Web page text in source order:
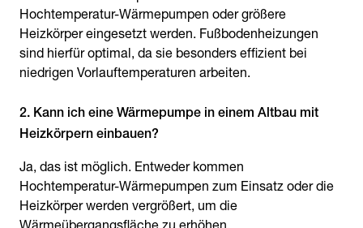
Hochtemperatur-Wärmepumpen oder größere
Heizkörper eingesetzt werden. Fußbodenheizungen
sind hierfür optimal, da sie besonders effizient bei
niedrigen Vorlauftemperaturen arbeiten.
2. Kann ich eine Wärmepumpe in einem Altbau mit
Heizkörpern einbauen?
Ja, das ist möglich. Entweder kommen
Hochtemperatur-Wärmepumpen zum Einsatz oder die
Heizkörper werden vergrößert, um die